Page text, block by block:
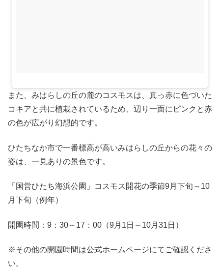
また、みはらしの丘の麓のコスモスは、真っ赤に色づいた
コキアと共に植栽されているため、辺り一面にピンクと赤
の色が広がり幻想的です。
ひたちなか市で一番標高が高いみはらしの丘からの花々の
姿は、一見ありの景色です。
「国営ひたち海浜公園」コスモス開花の季節9月下旬～10
月下旬（例年）
開園時間：9：30～17：00（9月1日～10月31日）
※その他の開園時間は公式ホームページにてご確認くださ
い。